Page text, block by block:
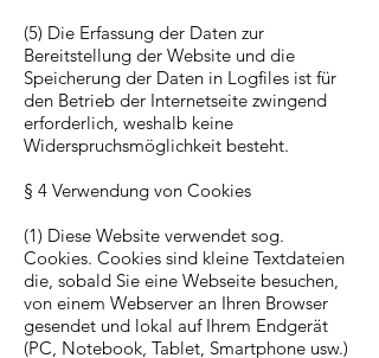
(5) Die Erfassung der Daten zur
Bereitstellung der Website und die
Speicherung der Daten in Logfiles ist für
den Betrieb der Internetseite zwingend
erforderlich, weshalb keine
Widerspruchsmöglichkeit besteht.
§ 4 Verwendung von Cookies
(1) Diese Website verwendet sog.
Cookies. Cookies sind kleine Textdateien
die, sobald Sie eine Webseite besuchen,
von einem Webserver an Ihren Browser
gesendet und lokal auf Ihrem Endgerät
(PC, Notebook, Tablet, Smartphone usw.)